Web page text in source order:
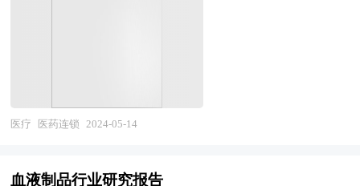
趋势指向技术创新和产品升级，而市场前景则预示
着持续的增长和激烈的竞争。 本研究咨询报告由
研基础上，主要依据了国家统计局、国家商务部、
韧性强、潜力大、活力足，长期向好的基本面没有
大报告再次强调，要坚持把发展经济的着力点放在
医疗 医药连锁 2024-05-14
血液制品行业研究报告